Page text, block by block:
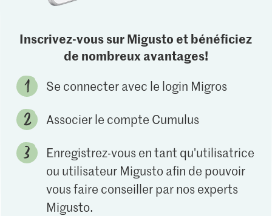
Inscrivez-vous sur Migusto et bénéficiez
de nombreux avantages!
Se connecter avec le login Migros
Associer le compte Cumulus
Enregistrez-vous en tant qu'utilisatrice
ou utilisateur Migusto afin de pouvoir
vous faire conseiller par nos experts
Migusto.